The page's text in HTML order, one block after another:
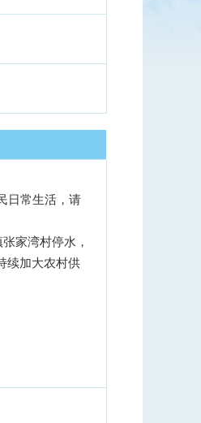
续加大农村供